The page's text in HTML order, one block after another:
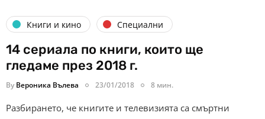
Книги и кино Специални
14 сериала по книги, които ще
гледаме през 2018 г.
By Вероника Вълева 23/01/2018 8 мин.
Разбирането, че книгите и телевизията са смъртни